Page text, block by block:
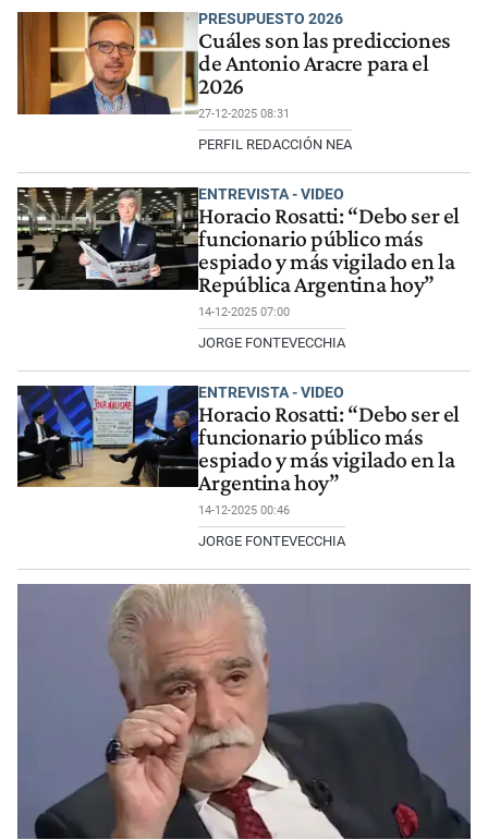
PRESUPUESTO 2026
Cuáles son las predicciones
de Antonio Aracre para el
2026
27-12-2025 08:31
PERFIL REDACCIÓN NEA
ENTREVISTA - VIDEO
Horacio Rosatti: “Debo ser el
funcionario público más
espiado y más vigilado en la
República Argentina hoy”
14-12-2025 07:00
JORGE FONTEVECCHIA
ENTREVISTA - VIDEO
Horacio Rosatti: “Debo ser el
funcionario público más
espiado y más vigilado en la
Argentina hoy”
14-12-2025 00:46
JORGE FONTEVECCHIA